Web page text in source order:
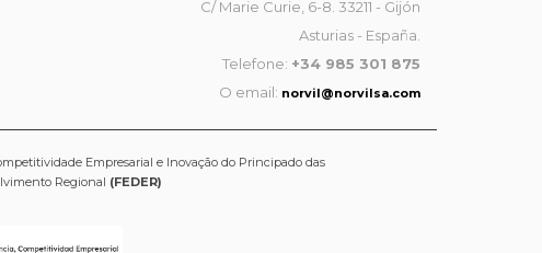
C/ Marie Curie, 6-8. 33211 - Gijón
Asturias - España.
Telefone: +34 985 301 875
O email: norvil@norvilsa.com
Empresarial e Inovação do Principado das
Regional (FEDER)